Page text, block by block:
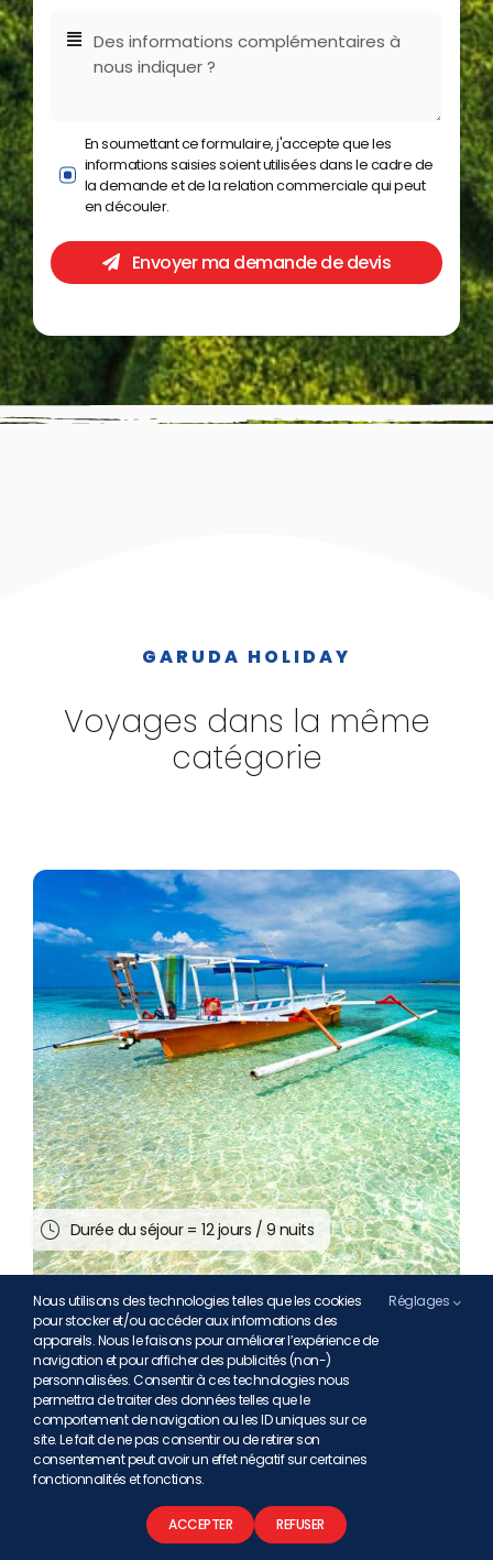
En soumettant ce formulaire, j'accepte que les
informations saisies soient utilisées dans le cadre de
la demande et de la relation commerciale qui peut
en découler.
Envoyer ma demande de devis
GARUDA HOLIDAY
Voyages dans la même
catégorie
Durée du séjour = 12 jours / 9 nuits
Séjour 5* Découverte &
Détente
Prix à partir de :
1839,00€
Découvrir
Nous utilisons des technologies telles que les cookies
pour stocker et/ou accéder aux informations des
appareils. Nous le faisons pour améliorer l’expérience de
navigation et pour afficher des publicités (non-)
personnalisées. Consentir à ces technologies nous
permettra de traiter des données telles que le
comportement de navigation ou les ID uniques sur ce
site. Le fait de ne pas consentir ou de retirer son
consentement peut avoir un effet négatif sur certaines
fonctionnalités et fonctions.
Réglages
ACCEPTER REFUSER